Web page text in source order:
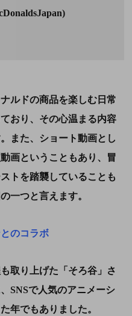
ルドの商品を楽しむ日常
おり、その心温まる内容
また、ショート動画とし
画ということもあり、冒
トを踏襲していることも
一つと言えます。
のコラボ
取り上げた「そろ谷」さ
SNSで人気のアニメーシ
年でもありました。